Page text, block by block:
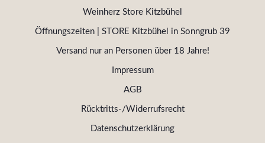
Weinherz Store Kitzbühel
Öffnungszeiten | STORE Kitzbühel in Sonngrub 39
Versand nur an Personen über 18 Jahre!
Impressum
AGB
Rücktritts-/Widerrufsrecht
Datenschutzerklärung